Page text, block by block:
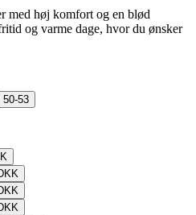
med høj komfort og en blød
og varme dage, hvor du ønsker
50-53